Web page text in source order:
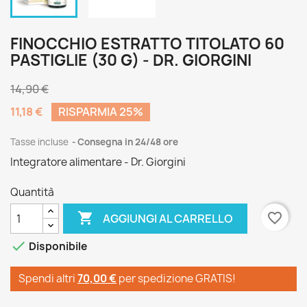
FINOCCHIO ESTRATTO TITOLATO 60
PASTIGLIE (30 G) - DR. GIORGINI
14,90 €
11,18 €
RISPARMIA 25%
Tasse incluse Consegna in 24/48 ore
Integratore alimentare - Dr. Giorgini
Quantità
 AGGIUNGI AL CARRELLO
favorite_border
 Disponibile
Spendi altri70,00 € per spedizione GRATIS!